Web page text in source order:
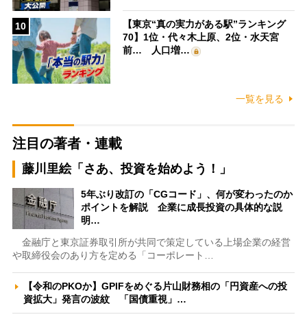
10
【東京“真の実力がある駅”ランキング
70】1位・代々木上原、2位・水天宮
前… 人口増…
一覧を見る
注目の著者・連載
藤川里絵「さあ、投資を始めよう！」
5年ぶり改訂の「CGコード」、何が変わったのか
ポイントを解説 企業に成長投資の具体的な説
明…
金融庁と東京証券取引所が共同で策定している上場企業の経営
や取締役会のあり方を定める「コーポレート…
【令和のPKOか】GPIFをめぐる片山財務相の「円資産への投
資拡大」発言の波紋 「国債重視」…